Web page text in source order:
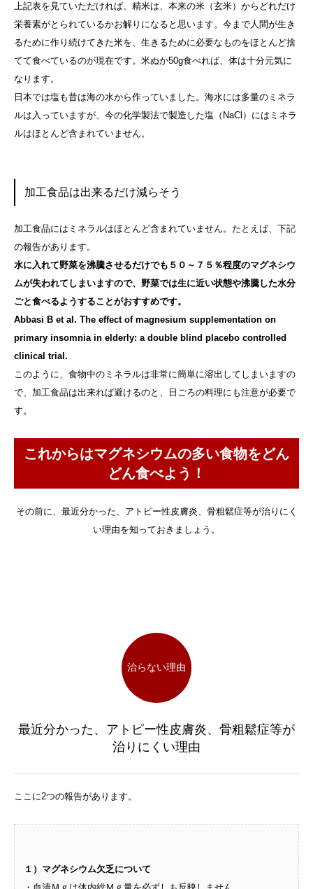
上記表を見ていただければ、精米は、本来の米（玄米）からどれだけ
栄養素がとられているかお解りになると思います。今まで人間が生き
るために作り続けてきた米を、生きるために必要なものをほとんど捨
てて食べているのが現在です。米ぬか50g食べれば、体は十分元気に
なります。​
日本では塩も昔は海の水から作っていました。海水には多量のミネラ
ルは入っていますが、今の化学製法で製造した塩（NaCl）にはミネラ
ルはほとんど含まれていません。
加工食品は出来るだけ減らそう
加工食品にはミネラルはほとんど含まれていません。たとえば、下記
の報告があります。
水に入れて野菜を沸騰させるだけでも５０～７５％程度のマグネシウ
ムが失われてしまいますので、野菜では生に近い状態や沸騰した水分
ごと食べるようすることがおすすめです。​
Abbasi B et al. The effect of magnesium supplementation on
primary insomnia in elderly: a double blind placebo controlled
clinical trial.​
このように、食物中のミネラルは非常に簡単に溶出してしまいますの
で、加工食品は出来れば避けるのと、日ごろの料理にも注意が必要で
す。
これからはマグネシウムの多い食物をどん
どん食べよう！
その前に、最近分かった、アトピー性皮膚炎、骨粗鬆症等が治りにく
い理由を知っておきましょう。
治らない理由
最近分かった、アトピー性皮膚炎、骨粗鬆症等が
治りにくい理由
ここに2つの報告があります。
１）マグネシウム欠乏について